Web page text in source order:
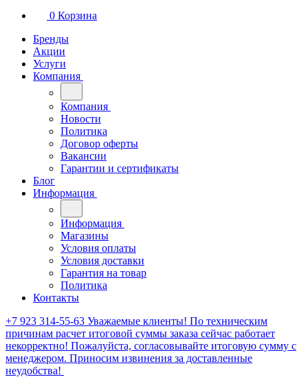
0 Корзина
Бренды
Акции
Услуги
Компания
Компания
Новости
Политика
Договор оферты
Вакансии
Гарантии и сертификаты
Блог
Информация
Информация
Магазины
Условия оплаты
Условия доставки
Гарантия на товар
Политика
Контакты
+7 923 314-55-63 Уважаемые клиенты! По техническим
причинам расчет итоговой суммы заказа сейчас работает
некорректно! Пожалуйста, согласовывайте итоговую сумму с
менеджером. Приносим извинения за доставленные
неудобства!